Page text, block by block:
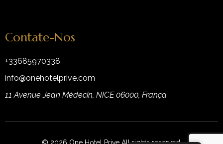
Contate-Nos
+33685970338
info@onehotelprive.com
11 Avenue Jean Médecin, NICE 06000, França